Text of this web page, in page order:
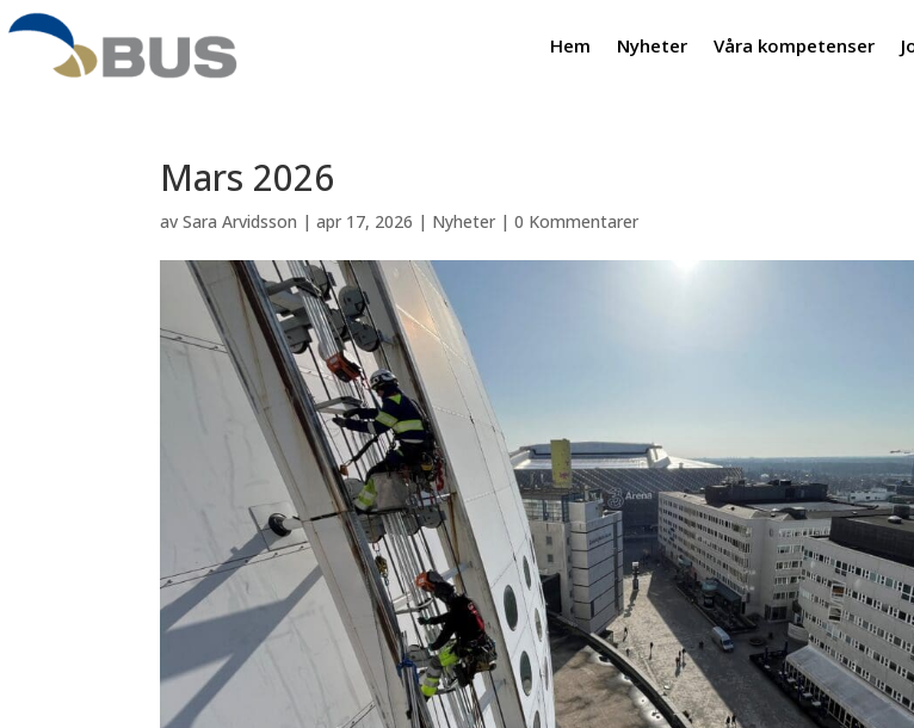
Hem Nyheter Våra kompetenser
Mars 2026
avSara Arvidsson |apr 17, 2026 | Nyheter |0 Kommentarer